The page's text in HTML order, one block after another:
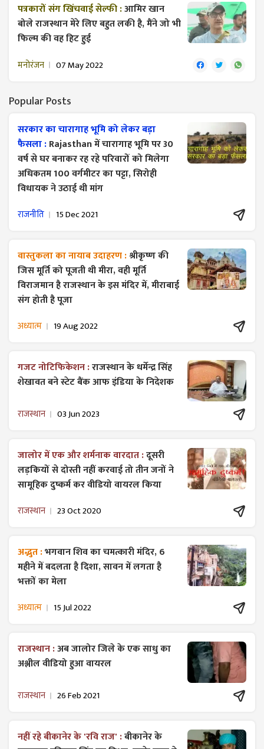
पत्रकारों संग खिंचवाई सेल्फी :आमिर खान
बोले राजस्थान मेरे लिए बहुत लकी है, मैंने जो भी
फिल्म की वह हिट हुई
मनोरंजन 07 May 2022
Popular Posts
सरकार का चारागाह भूमि को लेकर बड़ा
फैसला :Rajasthan में चारागाह भूमि पर 30
वर्ष से घर बनाकर रह रहे परिवारों को मिलेगा
अधिकतम 100 वर्गमीटर का पट्टा, सिरोही
विधायक ने उठाई थी मांग
राजनीति 15 Dec 2021
वास्तुकला का नायाब उदाहरण :श्रीकृष्ण की
जिस मूर्ति को पूजती थी मीरा, वही मूर्ति
विराजमान है राजस्थान के इस मंदिर में, मीराबाई
संग होती है पूजा
अध्यात्म 19 Aug 2022
गजट ​नोटिफिकेशन :राजस्थान के धर्मेन्द्र सिंह
शेखावत बने स्टेट बैंक आफ इंडिया के निदेशक
राजस्थान 03 Jun 2023
जालोर में एक और शर्मनाक वारदात :दूसरी
लड़कियों से दोस्ती नहीं करवाई तो तीन जनों ने
सामूहिक दुष्कर्म कर वीडियो वायरल किया
राजस्थान 23 Oct 2020
अद्भुत :भगवान शिव का चमत्कारी मंदिर, 6
महीने में बदलता है दिशा, सावन में लगता है
भक्तों का मेला
अध्यात्म 15 Jul 2022
राजस्थान :अब जालोर जिले के एक साधु का
अश्लील वीडियो हुआ वायरल
राजस्थान 26 Feb 2021
नहीं रहे बीकानेर के 'रवि राज' :बीकानेर के